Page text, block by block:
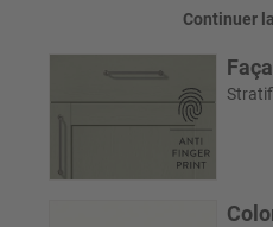
titane complète discrètement
reprend l'aspect naturel et
Continuer